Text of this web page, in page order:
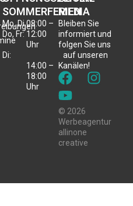
SOMMERFERIEN
Mo, Di,
Do, Fr:
Di:
08:00 –
12:00
Uhr
14:00 –
18:00
Uhr
MEDIA
Bleiben Sie
informiert und
folgen Sie uns
auf unseren
Kanälen!
© 2026
Werbeagentur
allinone
creative